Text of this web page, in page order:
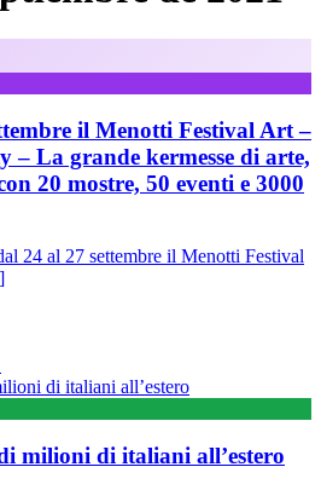
il Menotti Festival Art –
– La grande kermesse di arte,
20 mostre, 50 eventi e 3000
24 al 27 settembre il Menotti Festival
milioni di italiani all’estero